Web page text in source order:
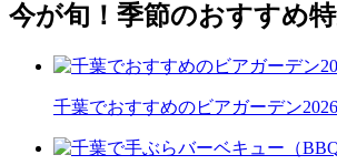
今が旬！季節のおすすめ
千葉でおすすめのビアガーデン2026